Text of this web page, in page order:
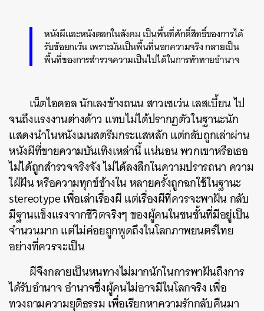
หนังผีและหนังตลกในสังคม เป็นพื้นที่ศักดิ์สิทธิ์ของการได้
รับข้อยกเว้น เพราะมันเป็นพื้นที่นอกความจริง กลายเป็น
พื้นที่ของการสำรวจความเป็นไปได้ในการท้าทายอำนาจ
เน็ตไอดอล นักเลงข้างถนน สาวเซเว่น เลสเบี้ยน ไป
จนถึงแรงงานต่างด้าว แทบไม่ได้ปรากฏตัวในฐานะนัก
แสดงนำในหนังเมนสตรีมกระแสหลัก แต่กลับถูกเล่าผ่าน
หนังผีที่ขายความบันเทิงเหล่านี้ แน่นอน พวกเขาหรือเธอ
ไม่ได้ถูกสำรวจจริงจัง ไม่ได้ลงลึกในความปรารถนา ความ
ใฝ่ฝัน หรือความทุกข์ข้างใน หลายครั้งถูกฉกใช้ในฐานะ
stereotype เพื่อเล่าเรื่องผี แต่เรื่องผีที่ควรจะพาฝัน กลับ
มีฐานแข็งแรงจากชีวิตจริงๆ ของผู้คนในชนชั้นที่มีอยู่เป็น
จำนวนมาก แต่ไม่ค่อยถูกพูดถึงในโลกภาพยนตร์ไทย
อย่างที่ควรจะเป็น
ผีจึงกลายเป็นหนทางไม่มากนักในการพาฝันถึงการ
ได้รับอำนาจ อำนาจซึ่งผู้คนไม่อาจมีในโลกจริง เพื่อ
ทวงถามความยุติธรรม เพื่อเรียกหาความรักกลับคืนมา